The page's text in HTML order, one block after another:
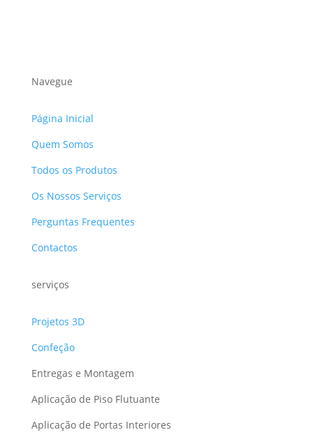
Navegue
Página Inicial
Quem Somos
Todos os Produtos
Os Nossos Serviços
Perguntas Frequentes
Contactos
serviços
Projetos 3D
Confeção
Entregas e Montagem
Aplicação de Piso Flutuante
Aplicação de Portas Interiores